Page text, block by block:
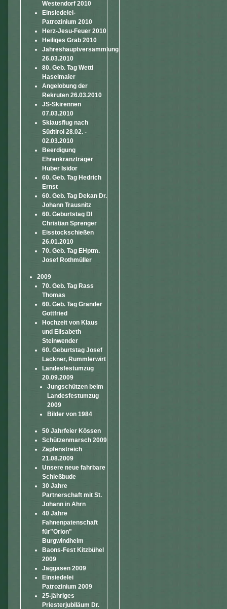
Westendorf 2010
Einsiedelei-
Patrozinium 2010
Herz-Jesu-Feuer 2010
Heiliges Grab 2010
Jahreshauptversammlung
26.03.2010
80. Geb. Tag Wetti
Haselmaier
Angelobung der
Rekruten 26.03.2010
JS-Skirennen
07.03.2010
Skiausflug nach
Südtirol 28.02. -
02.03.2010
Beerdigung
Ehrenkranzträger
Huber Isidor
60. Geb. Tag Hedrich
Ernst
60. Geb. Tag Dekan Dr.
Johann Trausnitz
60. Geburtstag DI
Christian Sprenger
Eisstockschießen
26.01.2010
70. Geb. Tag EHptm.
Josef Rothmüller
2009
70. Geb. Tag Rass
Thomas
60. Geb. Tag Grander
Gottfried
Hochzeit von Klaus
und Elisabeth
Steinwender
60. Geburtstag Josef
Lackner, Rummlerwirt
Landesfestumzug
20.09.2009
Jungschützen beim
Landesfestumzug
2009
Bilder von 1984
50 Jahrfeier Kössen
Schützenmarsch 2009
Zapfenstreich
21.08.2009
Unsere neue fahrbare
Schießbude
30 Jahre
Partnerschaft mit St.
Johann in Ahrn
40 Jahre
Fahnenpatenschaft
für"Orion"
Burgwindheim
Baons-Fest Kitzbühel
2009
Jaggasen 2009
Einsiedelei
Patrozinium 2009
25-jähriges
Priesterjubiläum Dr.